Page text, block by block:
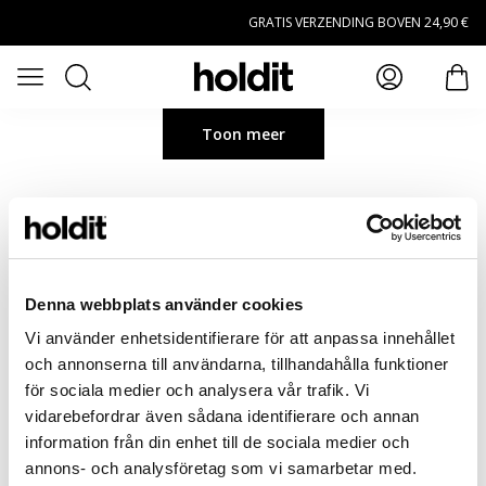
Denna webbplats använder cookies
Vi använder enhetsidentifierare för att anpassa innehållet
och annonserna till användarna, tillhandahålla funktioner
för sociala medier och analysera vår trafik. Vi
vidarebefordrar även sådana identifierare och annan
information från din enhet till de sociala medier och
annons- och analysföretag som vi samarbetar med.
GRATIS VERZENDING BOVEN 24,90 €
Open menuZoeken
Toon meer